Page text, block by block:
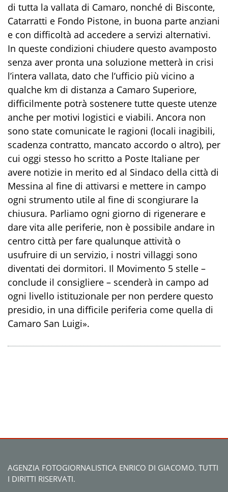
di tutta la vallata di Camaro, nonché di Bisconte,
Catarratti e Fondo Pistone, in buona parte anziani
e con difficoltà ad accedere a servizi alternativi.
In queste condizioni chiudere questo avamposto
senza aver pronta una soluzione metterà in crisi
l’intera vallata, dato che l’ufficio più vicino a
qualche km di distanza a Camaro Superiore,
difficilmente potrà sostenere tutte queste utenze
anche per motivi logistici e viabili. Ancora non
sono state comunicate le ragioni (locali inagibili,
scadenza contratto, mancato accordo o altro), per
cui oggi stesso ho scritto a Poste Italiane per
avere notizie in merito ed al Sindaco della città di
Messina al fine di attivarsi e mettere in campo
ogni strumento utile al fine di scongiurare la
chiusura. Parliamo ogni giorno di rigenerare e
dare vita alle periferie, non è possibile andare in
centro città per fare qualunque attività o
usufruire di un servizio, i nostri villaggi sono
diventati dei dormitori. Il Movimento 5 stelle –
conclude il consigliere – scenderà in campo ad
ogni livello istituzionale per non perdere questo
presidio, in una difficile periferia come quella di
Camaro San Luigi».
AGENZIA FOTOGIORNALISTICA ENRICO DI GIACOMO. TUTTI
I DIRITTI RISERVATI.